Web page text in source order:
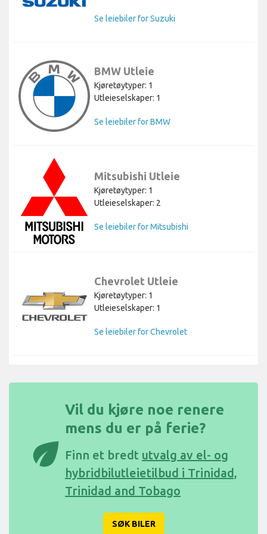
Se leiebiler for Suzuki
BMW Utleie
Kjøretøytyper: 1
Utleieselskaper: 1
Se leiebiler for BMW
Mitsubishi Utleie
Kjøretøytyper: 1
Utleieselskaper: 2
Se leiebiler for Mitsubishi
Chevrolet Utleie
Kjøretøytyper: 1
Utleieselskaper: 1
Se leiebiler for Chevrolet
eco
Vil du kjøre noe renere
mens du er på ferie?
Finn et bredt utvalg av el- og
hybridbilutleietilbud i Trinidad,
Trinidad and Tobago
SØK BILER